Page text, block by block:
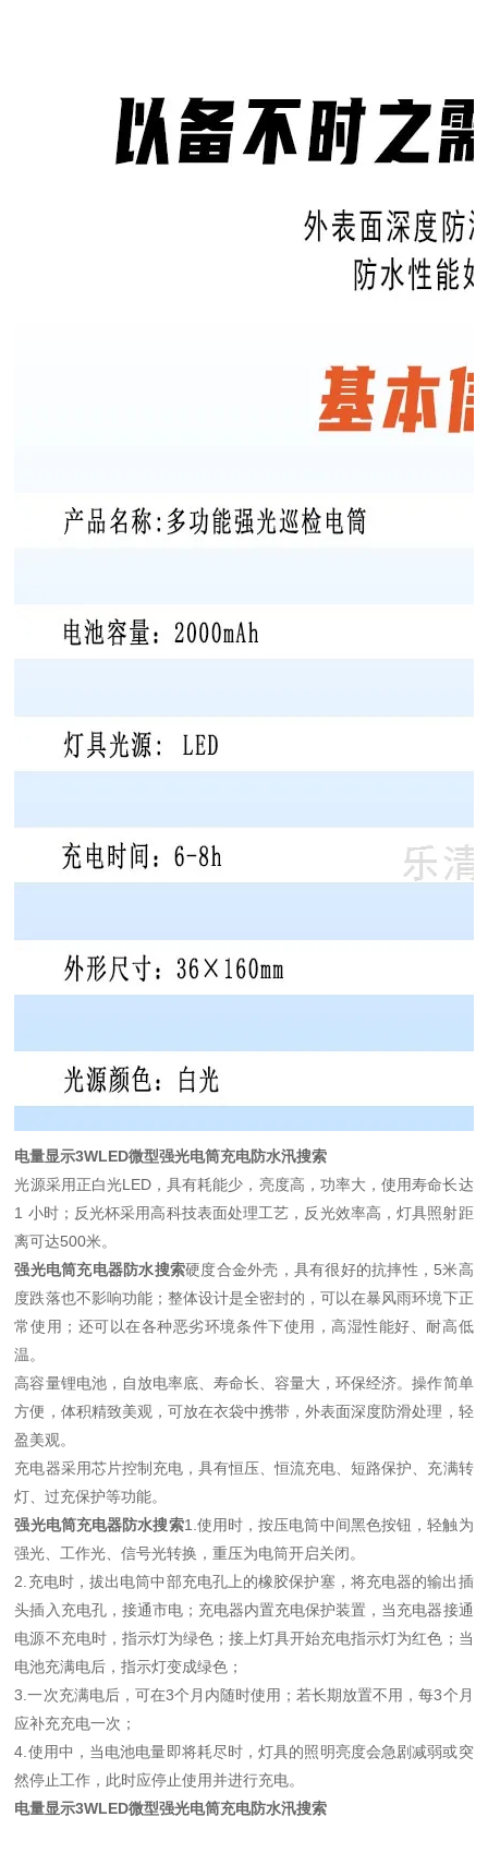
电量显示3WLED微型强光电筒充电防水汛搜索
光源采用正白光LED，具有耗能少，亮度高，功率大，使用寿命长达
1 小时；反光杯采用高科技表面处理工艺，反光效率高，灯具照射距
离可达500米。
强光电筒充电器防水搜索硬度合金外壳，具有很好的抗摔性，5米高
度跌落也不影响功能；整体设计是全密封的，可以在暴风雨环境下正
常使用；还可以在各种恶劣环境条件下使用，高湿性能好、耐高低
温。
高容量锂电池，自放电率底、寿命长、容量大，环保经济。操作简单
方便，体积精致美观，可放在衣袋中携带，外表面深度防滑处理，轻
盈美观。
充电器采用芯片控制充电，具有恒压、恒流充电、短路保护、充满转
灯、过充保护等功能。
强光电筒充电器防水搜索1.使用时，按压电筒中间黑色按钮，轻触为
强光、工作光、信号光转换，重压为电筒开启关闭。
2.充电时，拔出电筒中部充电孔上的橡胶保护塞，将充电器的输出插
头插入充电孔，接通市电；充电器内置充电保护装置，当充电器接通
电源不充电时，指示灯为绿色；接上灯具开始充电指示灯为红色；当
电池充满电后，指示灯变成绿色；
3.一次充满电后，可在3个月内随时使用；若长期放置不用，每3个月
应补充充电一次；
4.使用中，当电池电量即将耗尽时，灯具的照明亮度会急剧减弱或突
然停止工作，此时应停止使用并进行充电。
电量显示3WLED微型强光电筒充电防水汛搜索